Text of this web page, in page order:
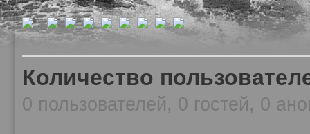
Количество
0 пользователей, 0 гостей, 0